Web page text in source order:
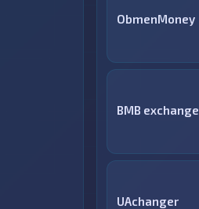
ObmenMoney
BMB exchange
UAchanger